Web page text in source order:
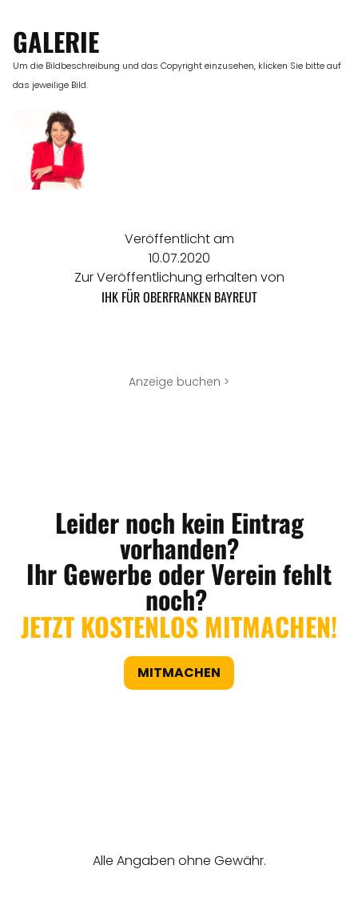
GALERIE
Um die Bildbeschreibung und das Copyright einzusehen, klicken Sie bitte auf
das jeweilige Bild.
Veröffentlicht am
10.07.2020
Zur Veröffentlichung erhalten von
IHK FÜR OBERFRANKEN BAYREUT
Anzeige buchen >
Leider noch kein Eintrag
vorhanden?
Ihr Gewerbe oder Verein fehlt
noch?
JETZT KOSTENLOS MITMACHEN!
MITMACHEN